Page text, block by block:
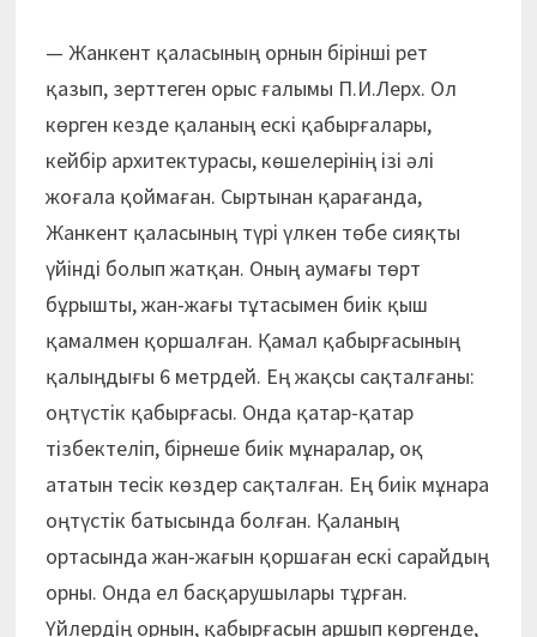
— Жанкент қаласының орнын бірінші рет
қазып, зерттеген орыс ғалымы П.И.Лерх. Ол
көрген кезде қаланың ескі қабырғалары,
кейбір архитектурасы, көшелерінің ізі әлі
жоғала қоймаған. Сыртынан қарағанда,
Жанкент қаласының түрі үлкен төбе сияқты
үйінді болып жатқан. Оның аумағы төрт
бұрышты, жан-жағы тұтасымен биік қыш
қамалмен қоршалған. Қамал қабырғасының
қалыңдығы 6 метрдей. Ең жақсы сақталғаны:
оңтүстік қабырғасы. Онда қатар-қатар
тізбектеліп, бірнеше биік мұнаралар, оқ
ататын тесік көздер сақталған. Ең биік мұнара
оңтүстік батысында болған. Қаланың
ортасында жан-жағын қоршаған ескі сарайдың
орны. Онда ел басқарушылары тұрған.
Үйлердің орнын, қабырғасын аршып көргенде,